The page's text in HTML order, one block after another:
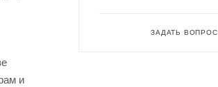
и
ЗАДАТЬ ВОПРОС